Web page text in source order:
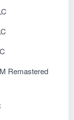
Remastered